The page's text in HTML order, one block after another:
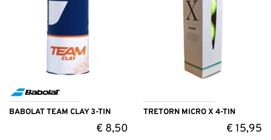
BABOLAT TEAM CLAY 3-TIN
€8,50
TRETORN MICRO X 4-TIN
€15,95